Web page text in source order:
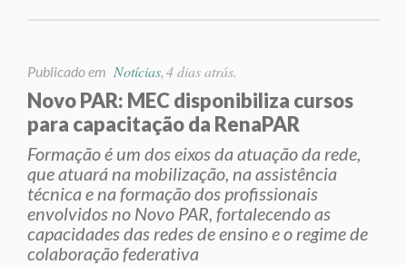
Publicado em Notícias, 4 dias atrás.
Novo PAR: MEC disponibiliza cursos
para capacitação da RenaPAR
Formação é um dos eixos da atuação da rede,
que atuará na mobilização, na assistência
técnica e na formação dos profissionais
envolvidos no Novo PAR, fortalecendo as
capacidades das redes de ensino e o regime de
colaboração federativa